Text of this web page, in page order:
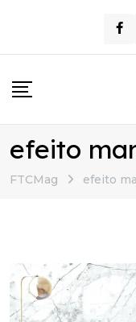
content
efeito
FTCMag efeito